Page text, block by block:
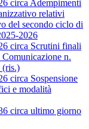
circa Adempimenti
relativi
del secondo ciclo di
2026
circa Scrutini finali
n.
(ris.)
circa Sospensione
e modalità
circa ultimo giorno